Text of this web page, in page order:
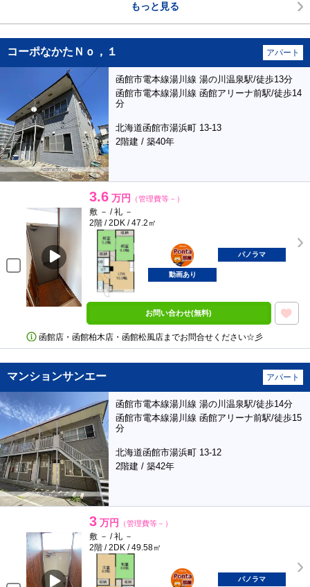
もっと見る
コーポなかたＮｏ，１ アパート
函館市電本線湯川線 湯の川温泉駅/徒歩13分
函館市電本線湯川線 函館アリーナ前駅/徒歩14
分
北海道函館市湯浜町 13-13
2階建 / 築40年
3.6 万円 （管理費等－）
敷 － / 礼 －
2階 / 2DK / 47.2㎡
ポンタ
部屋
パノラマ
動画あり
お問い合わせ(無料)
函館店・函館柏木店・函館松風店までお問合せください☆彡
マンションサンエー アパート
函館市電本線湯川線 湯の川温泉駅/徒歩14分
函館市電本線湯川線 函館アリーナ前駅/徒歩15
分
北海道函館市湯浜町 13-12
2階建 / 築42年
3 万円 （管理費等－）
敷 － / 礼 －
2階 / 2DK / 49.58㎡
ポンタ
部屋
パノラマ